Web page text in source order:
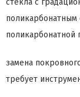
стекла с
поликарбонатным
поликарбонатной
замена
требует